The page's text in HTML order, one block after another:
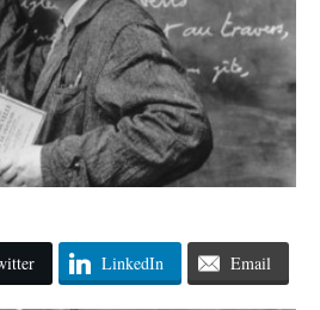
LinkedIn Email